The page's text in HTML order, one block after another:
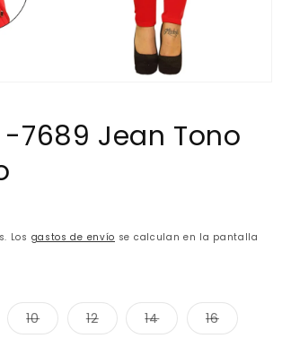
-7689 Jean Tono
Los gastos de envío se calculan en la pantalla
10Variante
agotada
12Variante
agotada
14Variante
agotada
16Variante
agotada